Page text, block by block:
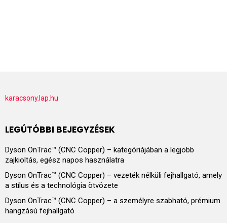
karacsony.lap.hu
LEGÚTÓBBI BEJEGYZÉSEK
Dyson OnTrac™ (CNC Copper) – kategóriájában a legjobb
zajkioltás, egész napos használatra
Dyson OnTrac™ (CNC Copper) – vezeték nélküli fejhallgató, amely
a stílus és a technológia ötvözete
Dyson OnTrac™ (CNC Copper) – a személyre szabható, prémium
hangzású fejhallgató